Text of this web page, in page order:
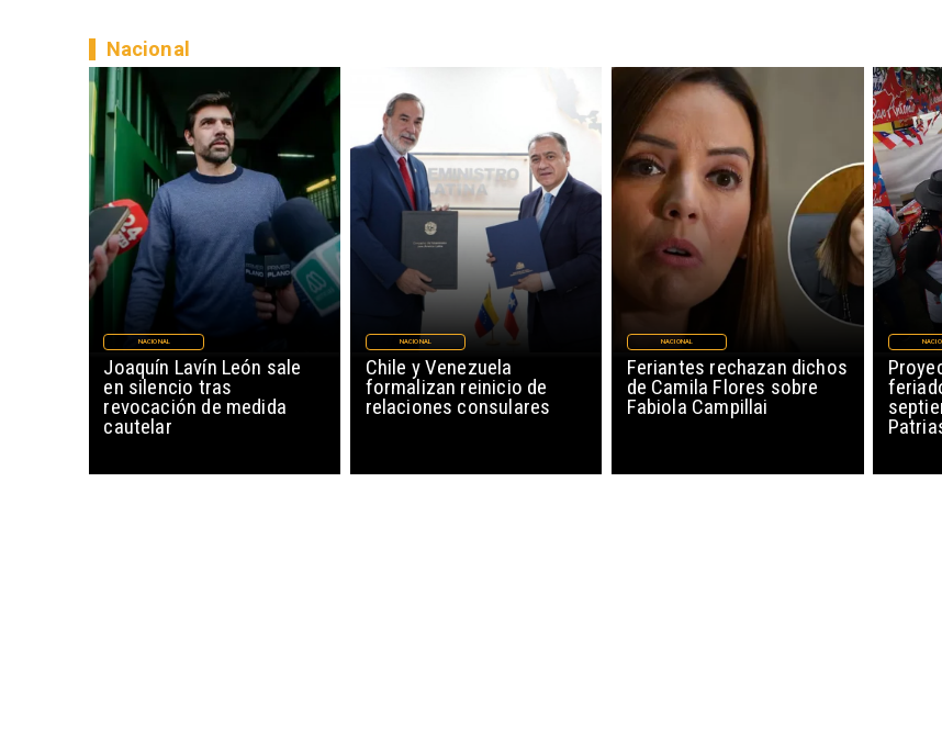
Joaquín Lavín León sale
en silencio tras
revocación de medida
cautelar
NACIONAL
Chile y Venezuela
formalizan reinicio de
relaciones consulares
NACIONAL
Feriantes rechazan dichos
de Camila Flores sobre
Fabiola Campillai
NACIONAL
Nacional